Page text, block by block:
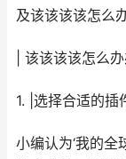
及该该该该怎么
| 该该该该怎么
1. |选择合适的插
小编认为‘我的